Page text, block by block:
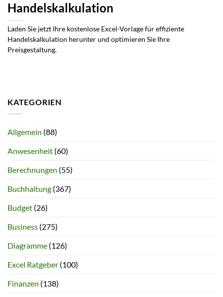
Handelskalkulation
Laden Sie jetzt Ihre kostenlose Excel-Vorlage für effiziente
Handelskalkulation herunter und optimieren Sie Ihre
Preisgestaltung.
KATEGORIEN
Allgemein (88)
Anwesenheit (60)
Berechnungen (55)
Buchhaltung (367)
Budget (26)
Business (275)
Diagramme (126)
Excel Ratgeber (100)
Finanzen (138)